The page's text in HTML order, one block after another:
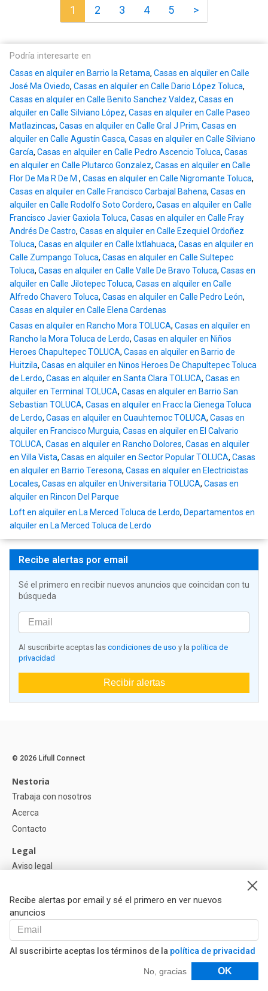
1 2 3 4 5 >
Podría interesarte en
Casas en alquiler en Barrio la Retama, Casas en alquiler en Calle
José Ma Oviedo, Casas en alquiler en Calle Dario López Toluca,
Casas en alquiler en Calle Benito Sanchez Valdez, Casas en
alquiler en Calle Silviano López, Casas en alquiler en Calle Paseo
Matlazincas, Casas en alquiler en Calle Gral J Prim, Casas en
alquiler en Calle Agustín Gasca, Casas en alquiler en Calle Silviano
García, Casas en alquiler en Calle Pedro Ascencio Toluca, Casas
en alquiler en Calle Plutarco Gonzalez, Casas en alquiler en Calle
Flor De Ma R De M , Casas en alquiler en Calle Nigromante Toluca,
Casas en alquiler en Calle Francisco Carbajal Bahena, Casas en
alquiler en Calle Rodolfo Soto Cordero, Casas en alquiler en Calle
Francisco Javier Gaxiola Toluca, Casas en alquiler en Calle Fray
Andrés De Castro, Casas en alquiler en Calle Ezequiel Ordoñez
Toluca, Casas en alquiler en Calle Ixtlahuaca, Casas en alquiler en
Calle Zumpango Toluca, Casas en alquiler en Calle Sultepec
Toluca, Casas en alquiler en Calle Valle De Bravo Toluca, Casas en
alquiler en Calle Jilotepec Toluca, Casas en alquiler en Calle
Alfredo Chavero Toluca, Casas en alquiler en Calle Pedro León,
Casas en alquiler en Calle Elena Cardenas
Casas en alquiler en Rancho Mora TOLUCA, Casas en alquiler en
Rancho la Mora Toluca de Lerdo, Casas en alquiler en Niños
Heroes Chapultepec TOLUCA, Casas en alquiler en Barrio de
Huitzila, Casas en alquiler en Ninos Heroes De Chapultepec Toluca
de Lerdo, Casas en alquiler en Santa Clara TOLUCA, Casas en
alquiler en Terminal TOLUCA, Casas en alquiler en Barrio San
Sebastian TOLUCA, Casas en alquiler en Fracc la Cienega Toluca
de Lerdo, Casas en alquiler en Cuauhtemoc TOLUCA, Casas en
alquiler en Francisco Murguia, Casas en alquiler en El Calvario
TOLUCA, Casas en alquiler en Rancho Dolores, Casas en alquiler
en Villa Vista, Casas en alquiler en Sector Popular TOLUCA, Casas
en alquiler en Barrio Teresona, Casas en alquiler en Electricistas
Locales, Casas en alquiler en Universitaria TOLUCA, Casas en
alquiler en Rincon Del Parque
Loft en alquiler en La Merced Toluca de Lerdo, Departamentos en
alquiler en La Merced Toluca de Lerdo
Recibe alertas por email
Sé el primero en recibir nuevos anuncios que coincidan con tu
búsqueda
Al suscribirte aceptas las condiciones de uso y la política de
privacidad
Recibir alertas
Recibe alertas por email y sé el primero en ver nuevos
anuncios
Al suscribirte aceptas los términos de la política de privacidad
No, gracias OK
Filtros
© 2026 Lifull Connect
Nestoria
Trabaja con nosotros
Acerca
Contacto
Legal
Aviso legal
Política de Cookies
Ayuda
Preguntas
Nuestros Partners